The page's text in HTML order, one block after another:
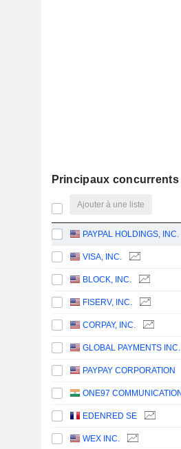
Principaux concurrents
Ajouter à une liste
PAYPAL HOLDINGS, INC.
VISA, INC.
BLOCK, INC.
FISERV, INC.
CORPAY, INC.
GLOBAL PAYMENTS INC.
PAYPAY CORPORATION
EDENRED SE
WEX INC.